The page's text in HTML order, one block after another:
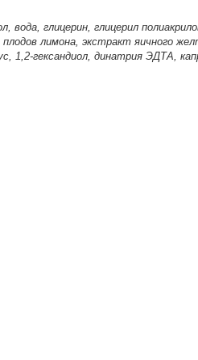
вода, глицерин, глицерил
лимона, экстракт яичного
1,2-гександиол, динатрия ЭДТА,